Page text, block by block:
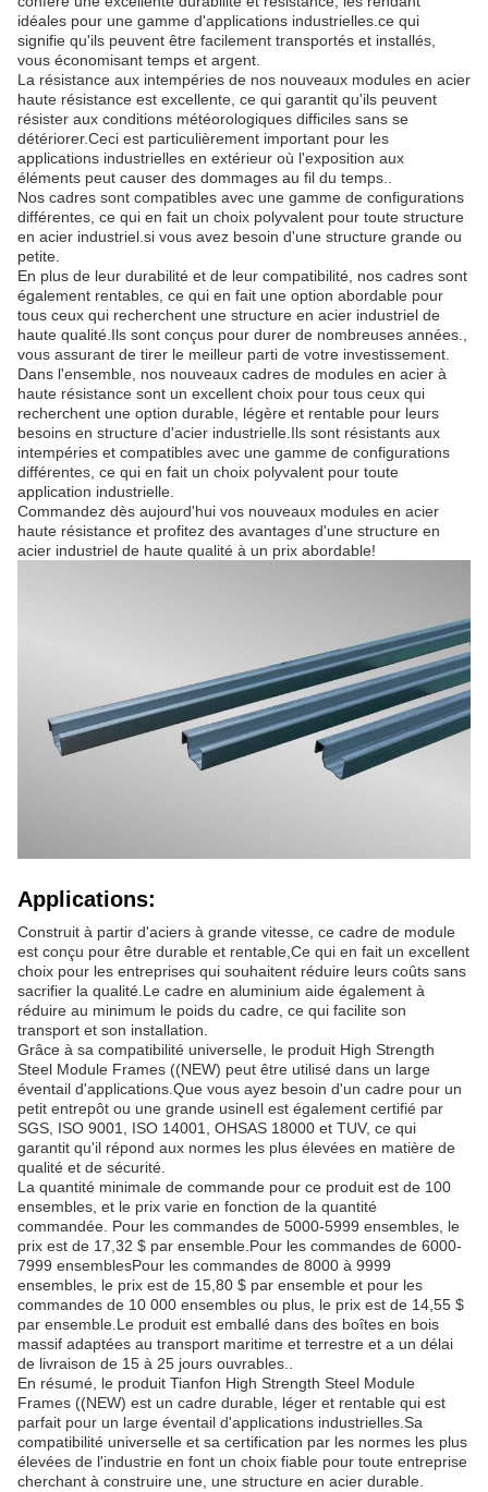
idéales pour une gamme d'applications industrielles.ce qui
signifie qu'ils peuvent être facilement transportés et installés,
vous économisant temps et argent.
La résistance aux intempéries de nos nouveaux modules en acier
haute résistance est excellente, ce qui garantit qu'ils peuvent
résister aux conditions météorologiques difficiles sans se
détériorer.Ceci est particulièrement important pour les
applications industrielles en extérieur où l'exposition aux
éléments peut causer des dommages au fil du temps..
Nos cadres sont compatibles avec une gamme de configurations
différentes, ce qui en fait un choix polyvalent pour toute structure
en acier industriel.si vous avez besoin d'une structure grande ou
petite.
En plus de leur durabilité et de leur compatibilité, nos cadres sont
également rentables, ce qui en fait une option abordable pour
tous ceux qui recherchent une structure en acier industriel de
haute qualité.Ils sont conçus pour durer de nombreuses années.,
vous assurant de tirer le meilleur parti de votre investissement.
Dans l'ensemble, nos nouveaux cadres de modules en acier à
haute résistance sont un excellent choix pour tous ceux qui
recherchent une option durable, légère et rentable pour leurs
besoins en structure d'acier industrielle.Ils sont résistants aux
intempéries et compatibles avec une gamme de configurations
différentes, ce qui en fait un choix polyvalent pour toute
application industrielle.
Commandez dès aujourd'hui vos nouveaux modules en acier
haute résistance et profitez des avantages d'une structure en
acier industriel de haute qualité à un prix abordable!
Applications:
Construit à partir d'aciers à grande vitesse, ce cadre de module
est conçu pour être durable et rentable,Ce qui en fait un excellent
choix pour les entreprises qui souhaitent réduire leurs coûts sans
sacrifier la qualité.Le cadre en aluminium aide également à
réduire au minimum le poids du cadre, ce qui facilite son
transport et son installation.
Grâce à sa compatibilité universelle, le produit High Strength
Steel Module Frames ((NEW) peut être utilisé dans un large
éventail d'applications.Que vous ayez besoin d'un cadre pour un
petit entrepôt ou une grande usineIl est également certifié par
SGS, ISO 9001, ISO 14001, OHSAS 18000 et TUV, ce qui
garantit qu'il répond aux normes les plus élevées en matière de
qualité et de sécurité.
La quantité minimale de commande pour ce produit est de 100
ensembles, et le prix varie en fonction de la quantité
commandée. Pour les commandes de 5000-5999 ensembles, le
prix est de 17,32 $ par ensemble.Pour les commandes de 6000-
7999 ensemblesPour les commandes de 8000 à 9999
ensembles, le prix est de 15,80 $ par ensemble et pour les
commandes de 10 000 ensembles ou plus, le prix est de 14,55 $
par ensemble.Le produit est emballé dans des boîtes en bois
massif adaptées au transport maritime et terrestre et a un délai
de livraison de 15 à 25 jours ouvrables..
En résumé, le produit Tianfon High Strength Steel Module
Frames ((NEW) est un cadre durable, léger et rentable qui est
parfait pour un large éventail d'applications industrielles.Sa
compatibilité universelle et sa certification par les normes les plus
élevées de l'industrie en font un choix fiable pour toute entreprise
cherchant à construire une, une structure en acier durable.